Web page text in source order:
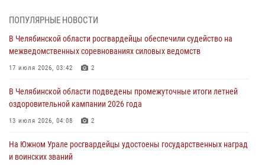
03 августа 2026, 09:22 1
Авиация Росгвардии совершила более 250 санитарных вылетов в
Донецкой Народной Республике
31 июля 2026, 11:33
Росгвардия обеспечивает безопасность граждан на южном
направлении
31 июля 2026, 11:32
В Уральском округе Росгвардии состоялось заседание
оперативного штаба
ПОПУЛЯРНЫЕ НОВОСТИ
В Челябинской области росгвардейцы обеспечили судейство на
межведомственных соревнованиях силовых ведомств
17 июля 2026, 03:42 2
В Челябинской области подведены промежуточные итоги летней
оздоровительной кампании 2026 года
13 июля 2026, 04:08 2
На Южном Урале росгвардейцы удостоены государственных наград
и воинских званий